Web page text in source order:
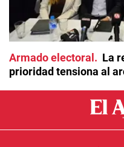
Armado electoral
La
prioridad tensiona al